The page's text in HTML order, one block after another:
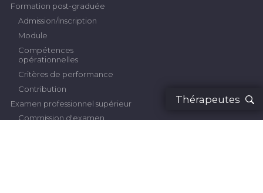
Thérapeutes
Formation post-graduée
Admission/Inscription
Module
Compétences
opérationnelles
Critères de performance
Contribution
Examen professionnel supérieur
Commission d'examen